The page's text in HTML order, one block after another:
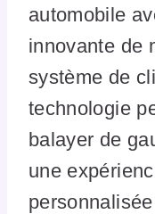
automobile
innovante de
système de
technologie
balayer de
une